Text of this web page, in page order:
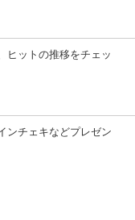
ヒットの推移をチェッ
ンチェキなどプレゼン